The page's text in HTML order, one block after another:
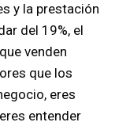
y la prestación
del 19%, el
venden
que los
eres
entender